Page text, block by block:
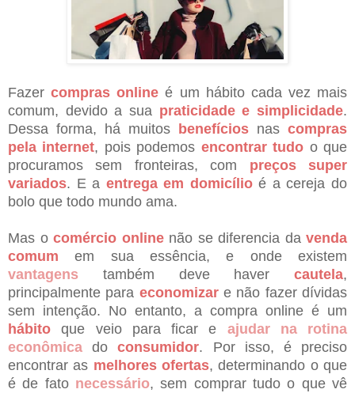
Fazercompras online é um hábito cada vez mais
comum, devido a sua praticidade e simplicidade.
Dessa forma, há muitos
benefícios nas compras
pela internet, pois podemos encontrar tudo o que
procuramos sem fronteiras, com preços super
variados. E a entrega em domicílioé a cereja do
bolo que todo mundo ama.
Mas o comércio onlinenão se diferencia da venda
comumem sua essência, e onde existem
vantagens também deve haver cautela,
principalmente para economizare não fazer dívidas
sem intenção. No entanto, a compra online é um
hábito que veio para ficar e ajudar na rotina
econômica doconsumidor. Por isso, é preciso
encontrar as melhores ofertas, determinando o que
é de fato necessário, sem comprar tudo o que vê